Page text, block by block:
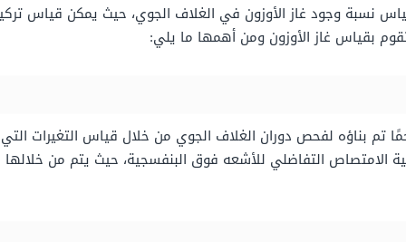
نسبة وجود غاز الأوزون في الغلاف الجوي، حيث يمكن قياس
بقياس غاز الأوزون ومن أهمها ما يلي:
بناؤه لفحص دوران الغلاف الجوي من خلال قياس التغيرات
الامتصاص التفاضلي للأشعه فوق البنفسجية، حيث يتم من